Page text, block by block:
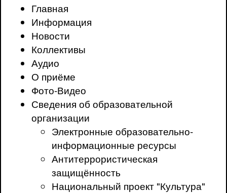
Главная
Информация
Новости
Коллективы
Аудио
О приёме
Фото-Видео
Сведения об образовательной
организации
Электронные образовательно-
информационные ресурсы
Антитеррористическая
защищённость
Национальный проект "Культура"